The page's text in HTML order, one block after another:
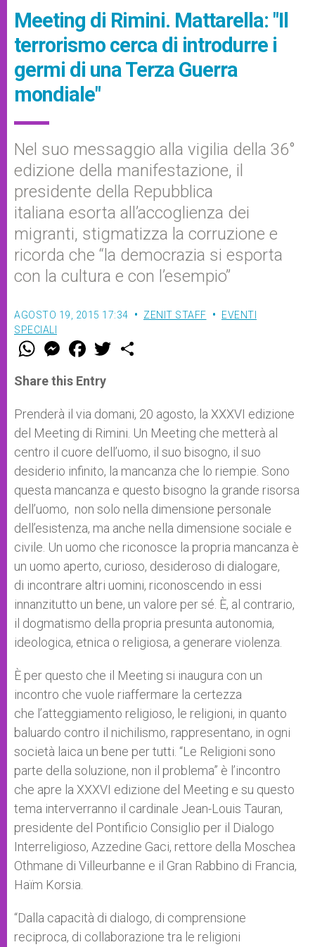
Meeting di Rimini. Mattarella: "Il
terrorismo cerca di introdurre i
germi di una Terza Guerra
mondiale"
Nel suo messaggio alla vigilia della 36°
edizione della manifestazione, il
presidente della Repubblica
italiana esorta all’accoglienza dei
migranti, stigmatizza la corruzione e
ricorda che “la democrazia si esporta
con la cultura e con l’esempio”
AGOSTO 19, 2015 17:34 ZENIT STAFF
EVENTI
SPECIALI
W
t
s
p
p
M
e
s
e
g
e
r
F
a
e
b
o
k
w
r
Share this Entry
Prenderà il via domani, 20 agosto, la XXXVI edizione
del Meeting di Rimini. Un Meeting che metterà al
centro il cuore dell’uomo, il suo bisogno, il suo
desiderio infinito, la mancanza che lo riempie. Sono
questa mancanza e questo bisogno la grande risorsa
dell’uomo, non solo nella dimensione personale
dell’esistenza, ma anche nella dimensione sociale e
civile. Un uomo che riconosce la propria mancanza è
un uomo aperto, curioso, desideroso di dialogare,
di incontrare altri uomini, riconoscendo in essi
innanzitutto un bene, un valore per sé. È, al contrario,
il dogmatismo della propria presunta autonomia,
ideologica, etnica o religiosa, a generare violenza.
È per questo che il Meeting si inaugura con un
incontro che vuole riaffermare la certezza
che l’atteggiamento religioso, le religioni, in quanto
baluardo contro il nichilismo, rappresentano, in ogni
società laica un bene per tutti. “Le Religioni sono
parte della soluzione, non il problema” è l’incontro
che apre la XXXVI edizione del Meeting e su questo
tema interverranno il cardinale Jean-Louis Tauran,
presidente del Pontificio Consiglio per il Dialogo
Interreligioso, Azzedine Gaci, rettore della Moschea
Othmane di Villeurbanne e il Gran Rabbino di Francia,
Haïm Korsia.
“Dalla capacità di dialogo, di comprensione
reciproca, di collaborazione tra le religioni